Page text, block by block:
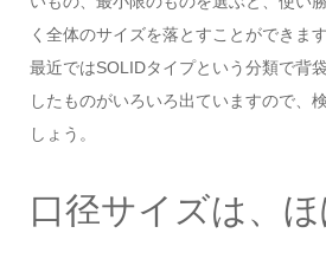
く全体のサイズを落とすことができます
最近ではSOLIDタイプという分類で背
したものがいろいろ出ていますので、
しょう。
口径サイズは、